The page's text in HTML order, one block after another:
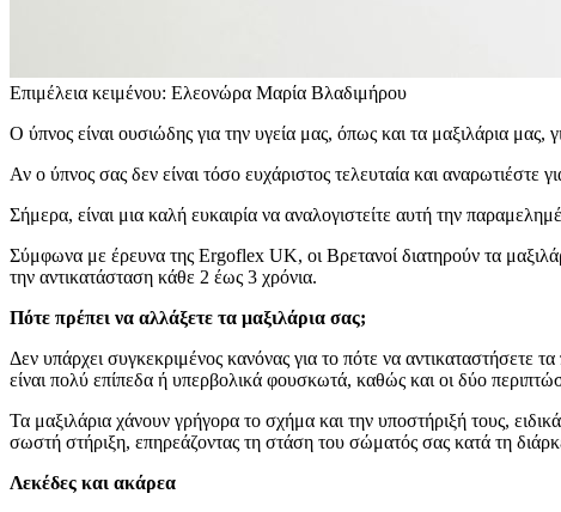
Επιμέλεια κειμένου: Ελεονώρα Μαρία Βλαδιμήρου
Ο ύπνος είναι ουσιώδης για την υγεία μας, όπως και τα μαξιλάρια μας,
Αν ο ύπνος σας δεν είναι τόσο ευχάριστος τελευταία και
Σήμερα, είναι μια καλή ευκαιρία να αναλογιστείτε αυτή την
Σύμφωνα με έρευνα της Ergoflex UK, οι Βρετανοί διατηρούν τα
την αντικατάσταση κάθε 2 έως 3 χρόνια.
Πότε πρέπει να αλλάξετε τα μαξιλάρια σας;
Δεν υπάρχει συγκεκριμένος κανόνας για το πότε να αντικαταστήσετε
είναι πολύ επίπεδα ή υπερβολικά φουσκωτά, καθώς και οι δύο
Τα μαξιλάρια χάνουν γρήγορα το σχήμα και την υποστήριξή τους,
σωστή στήριξη, επηρεάζοντας τη στάση του σώματός σας κατά τη
Λεκέδες και ακάρεα